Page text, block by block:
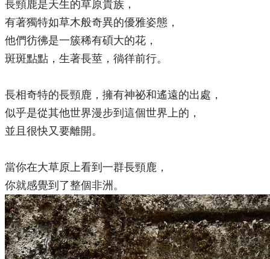
長頸鹿是天生的草原貴族，
有著獨特如草木般奇異的優雅姿態，
他們彷彿是一簇稀有碩大的花，
斑斑點點，生著長莖，徜徉前行。
長相奇特的長頸鹿，擁有神祕和遙遠的出處，
似乎是從其他世界漫步到這個世界上的，
並且很快又要離開。
當你在大草原上看到一群長頸鹿，
你就感覺到了整個非洲。